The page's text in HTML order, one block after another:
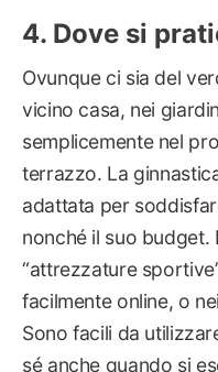
Dove si
Ovunque ci sia del
vicino casa, nei
semplicemente nel
terrazzo. La
adattata per
nonché il suo budget.
“attrezzature
facilmente online, o
Sono facili da
sé anche quando si